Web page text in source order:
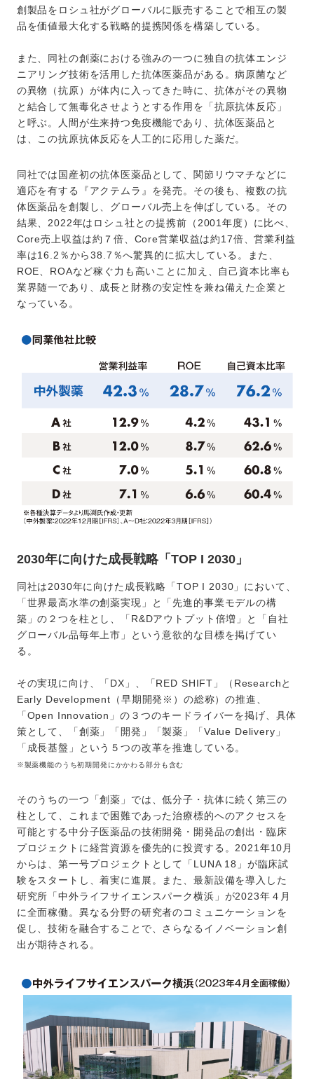
創製品をロシュ社がグローバルに販売することで相互の製
品を価値最大化する戦略的提携関係を構築している。
また、同社の創薬における強みの一つに独自の抗体エンジ
ニアリング技術を活用した抗体医薬品がある。病原菌など
の異物（抗原）が体内に入ってきた時に、抗体がその異物
と結合して無毒化させようとする作用を「抗原抗体反応」
と呼ぶ。人間が生来持つ免疫機能であり、抗体医薬品と
は、この抗原抗体反応を人工的に応用した薬だ。
同社では国産初の抗体医薬品として、関節リウマチなどに
適応を有する『アクテムラ』を発売。その後も、複数の抗
体医薬品を創製し、グローバル売上を伸ばしている。その
結果、2022年はロシュ社との提携前（2001年度）に比べ、
Core売上収益は約７倍、Core営業収益は約17倍、営業利益
率は16.2％から38.7％へ驚異的に拡大している。また、
ROE、ROAなど稼ぐ力も高いことに加え、自己資本比率も
業界随一であり、成長と財務の安定性を兼ね備えた企業と
なっている。
2030年に向けた成長戦略「TOP I 2030」
同社は2030年に向けた成長戦略「TOP I 2030」において、
「世界最高水準の創薬実現」と「先進的事業モデルの構
築」の２つを柱とし、「R&Dアウトプット倍増」と「自社
グローバル品毎年上市」という意欲的な目標を掲げてい
る。
その実現に向け、「DX」、「RED SHIFT」（Researchと
Early Development（早期開発※）の総称）の推進、
「Open Innovation」の３つのキードライバーを掲げ、具体
策として、「創薬」「開発」「製薬」「Value Delivery」
「成長基盤」という５つの改革を推進している。
※製薬機能のうち初期開発にかかわる部分も含む
そのうちの一つ「創薬」では、低分子・抗体に続く第三の
柱として、これまで困難であった治療標的へのアクセスを
可能とする中分子医薬品の技術開発・開発品の創出・臨床
プロジェクトに経営資源を優先的に投資する。2021年10月
からは、第一号プロジェクトとして「LUNA 18」が臨床試
験をスタートし、着実に進展。また、最新設備を導入した
研究所「中外ライフサイエンスパーク横浜」が2023年４月
に全面稼働。異なる分野の研究者のコミュニケーションを
促し、技術を融合することで、さらなるイノベーション創
出が期待される。